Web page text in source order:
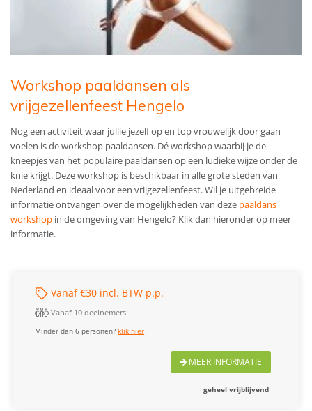
Workshop paaldansen als
vrijgezellenfeest Hengelo
Nog een activiteit waar jullie jezelf op en top vrouwelijk door gaan
voelen is de workshop paaldansen. Dé workshop waarbij je de
kneepjes van het populaire paaldansen op een ludieke wijze onder de
knie krijgt. Deze workshop is beschikbaar in alle grote steden van
Nederland en ideaal voor een vrijgezellenfeest. Wil je uitgebreide
informatie ontvangen over de mogelijkheden van deze paaldans
workshop in de omgeving van Hengelo? Klik dan hieronder op meer
informatie.
Vanaf €30 incl. BTW p.p.
Vanaf 10 deelnemers
Minder dan 6 personen?klik hier
MEER INFORMATIE
geheel vrijblijvend